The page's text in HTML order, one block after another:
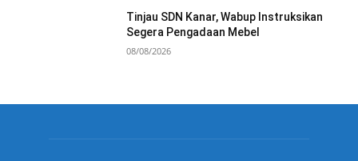
Tinjau SDN Kanar, Wabup Instruksikan
Segera Pengadaan Mebel
08/08/2026